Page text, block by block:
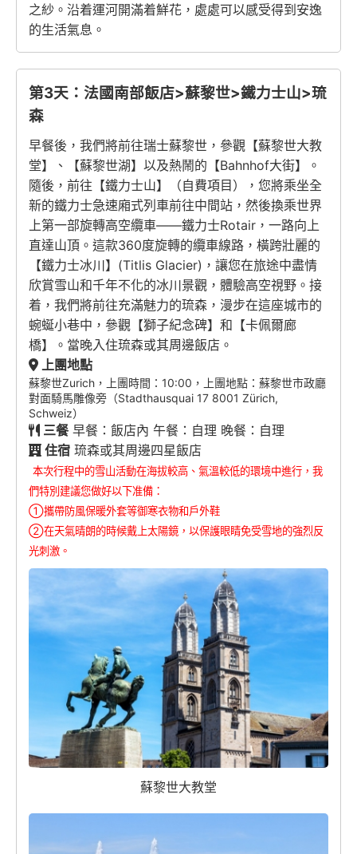
之紗。沿着運河開滿着鮮花，處處可以感受得到安逸
的生活氣息。
第3天：法國南部飯店>蘇黎世>鐵力士山>琉
森
早餐後，我們將前往瑞士蘇黎世，參觀【蘇黎世大教
堂】、【蘇黎世湖】以及熱鬧的【Bahnhof大街】。
隨後，前往【鐵力士山】（自費項目），您將乘坐全
新的鐵力士急速廂式列車前往中間站，然後換乘世界
上第一部旋轉高空纜車——鐵力士Rotair，一路向上
直達山頂。這款360度旋轉的纜車線路，橫跨壯麗的
【鐵力士冰川】(Titlis Glacier)，讓您在旅途中盡情
欣賞雪山和千年不化的冰川景觀，體驗高空視野。接
着，我們將前往充滿魅力的琉森，漫步在這座城市的
蜿蜒小巷中，參觀【獅子紀念碑】和【卡佩爾廊
橋】。當晚入住琉森或其周邊飯店。
上團地點
蘇黎世Zurich，上團時間：10:00，上團地點：蘇黎世市政廳
對面騎馬雕像旁（Stadthausquai 17 8001 Zürich,
Schweiz）
三餐早餐：飯店內 午餐：自理 晚餐：自理
住宿 琉森或其周邊四星飯店
本次行程中的雪山活動在海拔較高、氣溫較低的環境中進行，我
們特別建議您做好以下准備：
①攜帶防風保暖外套等御寒衣物和戶外鞋
②在天氣晴朗的時候戴上太陽鏡，以保護眼睛免受雪地的強烈反
光刺激。
蘇黎世大教堂